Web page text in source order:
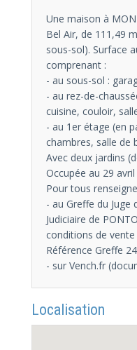
Une maison à
Bel Air, de 111,49
sous-sol). Surface
comprenant :
- au sous-sol :
- au rez-de-
cuisine, couloir,
- au 1er étage (en
chambres, salle de
Avec deux jardins
Occupée au 29
Pour tous
- au Greffe du Juge
Judiciaire de
conditions de
Référence Greffe
- sur Vench.fr
Localisation